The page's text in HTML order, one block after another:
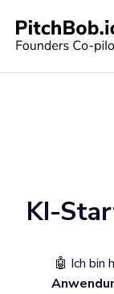
KI-
🤖 Ich bin